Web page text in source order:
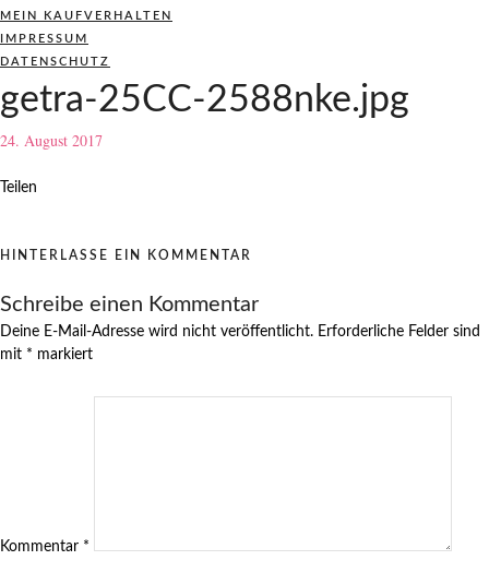
MEIN KAUFVERHALTEN
IMPRESSUM
DATENSCHUTZ
getra-25CC-2588nke.jpg
24. August 2017
Teilen
HINTERLASSE EIN KOMMENTAR
Schreibe einen Kommentar
Deine E-Mail-Adresse wird nicht veröffentlicht. Erforderliche Felder sind
mit * markiert
Kommentar *